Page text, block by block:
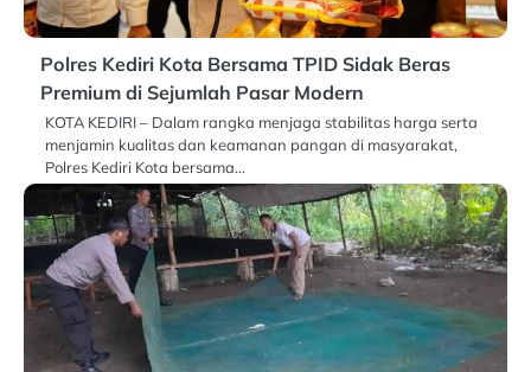
Polres Kediri Kota Bersama TPID Sidak Beras
Premium di Sejumlah Pasar Modern
KOTA KEDIRI – Dalam rangka menjaga stabilitas harga serta
menjamin kualitas dan keamanan pangan di masyarakat,
Polres Kediri Kota bersama…